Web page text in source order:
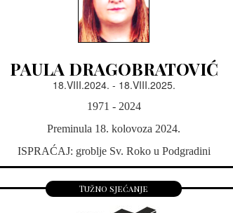
PAULA DRAGOBRATOVIĆ
18.VIII.2024. - 18.VIII.2025.
1971 - 2024
Preminula 18. kolovoza 2024.
ISPRAĆAJ: groblje Sv. Roko u Podgradini
Tužno sjećanje